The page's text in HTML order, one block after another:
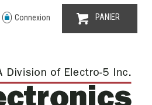
Connexion PANIER